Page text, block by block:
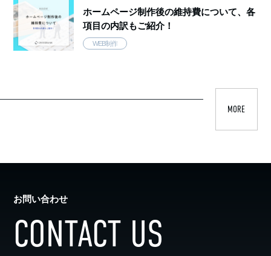
ホームページ制作後の維持費について、各
項目の内訳もご紹介！
WEB制作
MORE
お問い合わせ
CONTACT US